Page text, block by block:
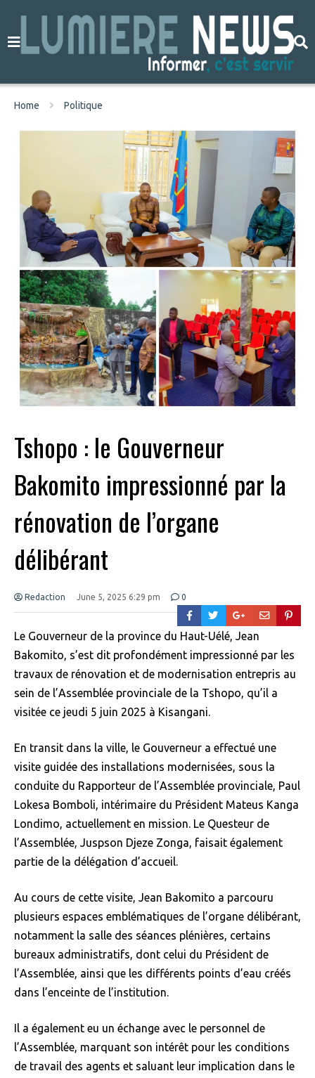
Home Politique
Tshopo : le Gouverneur
Bakomito impressionné par la
rénovation de l’organe
délibérant
Redaction June 5, 2025 6:29 pm 0
Le Gouverneur de la province du Haut-Uélé, Jean
Bakomito, s’est dit profondément impressionné par les
travaux de rénovation et de modernisation entrepris au
sein de l’Assemblée provinciale de la Tshopo, qu’il a
visitée ce jeudi 5 juin 2025 à Kisangani.
En transit dans la ville, le Gouverneur a effectué une
visite guidée des installations modernisées, sous la
conduite du Rapporteur de l’Assemblée provinciale, Paul
Lokesa Bomboli, intérimaire du Président Mateus Kanga
Londimo, actuellement en mission. Le Questeur de
l’Assemblée, Juspson Djeze Zonga, faisait également
partie de la délégation d’accueil.
Au cours de cette visite, Jean Bakomito a parcouru
plusieurs espaces emblématiques de l’organe délibérant,
notamment la salle des séances plénières, certains
bureaux administratifs, dont celui du Président de
l’Assemblée, ainsi que les différents points d’eau créés
dans l’enceinte de l’institution.
Il a également eu un échange avec le personnel de
l’Assemblée, marquant son intérêt pour les conditions
de travail des agents et saluant leur implication dans le